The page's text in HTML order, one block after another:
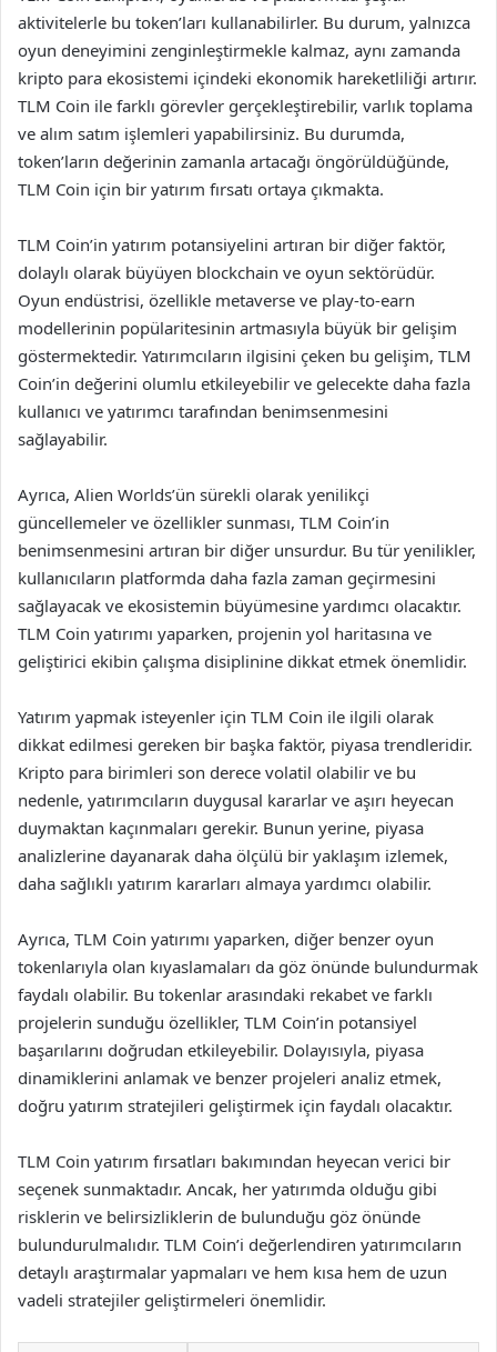
aktivitelerle bu token’ları kullanabilirler. Bu durum, yalnızca
oyun deneyimini zenginleştirmekle kalmaz, aynı zamanda
kripto para ekosistemi içindeki ekonomik hareketliliği artırır.
TLM Coin ile farklı görevler gerçekleştirebilir, varlık toplama
ve alım satım işlemleri yapabilirsiniz. Bu durumda,
token’ların değerinin zamanla artacağı öngörüldüğünde,
TLM Coin için bir yatırım fırsatı ortaya çıkmakta.
TLM Coin’in yatırım potansiyelini artıran bir diğer faktör,
dolaylı olarak büyüyen blockchain ve oyun sektörüdür.
Oyun endüstrisi, özellikle metaverse ve play-to-earn
modellerinin popülaritesinin artmasıyla büyük bir gelişim
göstermektedir. Yatırımcıların ilgisini çeken bu gelişim, TLM
Coin’in değerini olumlu etkileyebilir ve gelecekte daha fazla
kullanıcı ve yatırımcı tarafından benimsenmesini
sağlayabilir.
Ayrıca, Alien Worlds’ün sürekli olarak yenilikçi
güncellemeler ve özellikler sunması, TLM Coin’in
benimsenmesini artıran bir diğer unsurdur. Bu tür yenilikler,
kullanıcıların platformda daha fazla zaman geçirmesini
sağlayacak ve ekosistemin büyümesine yardımcı olacaktır.
TLM Coin yatırımı yaparken, projenin yol haritasına ve
geliştirici ekibin çalışma disiplinine dikkat etmek önemlidir.
Yatırım yapmak isteyenler için TLM Coin ile ilgili olarak
dikkat edilmesi gereken bir başka faktör, piyasa trendleridir.
Kripto para birimleri son derece volatil olabilir ve bu
nedenle, yatırımcıların duygusal kararlar ve aşırı heyecan
duymaktan kaçınmaları gerekir. Bunun yerine, piyasa
analizlerine dayanarak daha ölçülü bir yaklaşım izlemek,
daha sağlıklı yatırım kararları almaya yardımcı olabilir.
Ayrıca, TLM Coin yatırımı yaparken, diğer benzer oyun
tokenlarıyla olan kıyaslamaları da göz önünde bulundurmak
faydalı olabilir. Bu tokenlar arasındaki rekabet ve farklı
projelerin sunduğu özellikler, TLM Coin’in potansiyel
başarılarını doğrudan etkileyebilir. Dolayısıyla, piyasa
dinamiklerini anlamak ve benzer projeleri analiz etmek,
doğru yatırım stratejileri geliştirmek için faydalı olacaktır.
TLM Coin yatırım fırsatları bakımından heyecan verici bir
seçenek sunmaktadır. Ancak, her yatırımda olduğu gibi
risklerin ve belirsizliklerin de bulunduğu göz önünde
bulundurulmalıdır. TLM Coin’i değerlendiren yatırımcıların
detaylı araştırmalar yapmaları ve hem kısa hem de uzun
vadeli stratejiler geliştirmeleri önemlidir.